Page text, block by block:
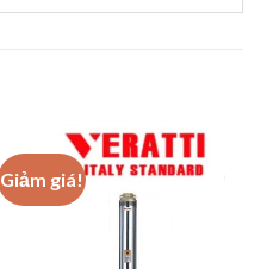
Giảm giá!